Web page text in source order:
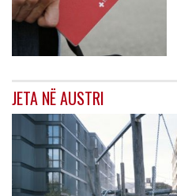
JETA NË AUSTRI